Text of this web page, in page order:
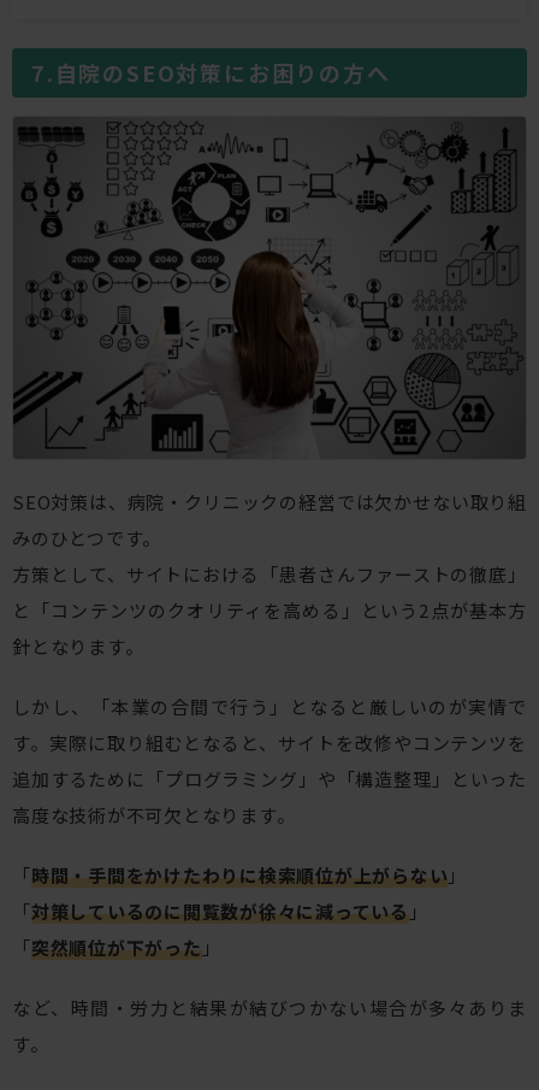
自院のSEO対策にお困りの方へ
SEO対策は、病院・クリニックの経営では欠かせない取り組
みのひとつです。
方策として、サイトにおける「患者さんファーストの徹底」
と「コンテンツのクオリティを高める」という2点が基本方
針となります。
しかし、「本業の合間で行う」となると厳しいのが実情で
す。実際に取り組むとなると、サイトを改修やコンテンツを
追加するために「プログラミング」や「構造整理」といった
高度な技術が不可欠となります。
「時間・手間をかけたわりに検索順位が上がらない」
「対策しているのに閲覧数が徐々に減っている」
「突然順位が下がった」
など、時間・労力と結果が結びつかない場合が多々ありま
す。